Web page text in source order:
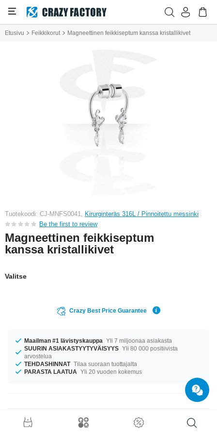
Etusivu Feikkikorut Magneettinen feikkiseptum kanssa kristallikivet
Tuotekoodi: CJ-MNFS0041, Kirurginteräs 316L / Pinnoitettu messinki
Be the first to review
Magneettinen feikkiseptum
kanssa kristallikivet
Valitse
Crazy Best Price Guarantee
Maailman #1 lävistyskauppa Yli 7 miljoonaa asiakasta
SUURIN ASIAKASTYYTYVÄISYYS Yli 80 000 positiivista
arvostelua
TEHDASHINNAT Tilaa suoraan tuottajalta
PARASTA LAATUA Yli 20 vuoden kokemus
Tuotetiedot